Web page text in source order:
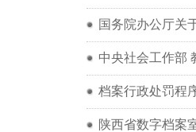
国务院办公厅关
中央社会工作部
档案行政处罚程
陕西省数字档案